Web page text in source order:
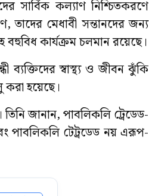
সার্বিক কল্যাণ নিশ্চিতকরণে
তাদের মেধাবী সন্তানদের জন্য
বহুবিধ কার্যক্রম চলমান রয়েছে।
ব্যক্তিদের স্বাস্থ্য ও জীবন ঝুঁকি
করা হয়েছে।
জানান, পাবলিকলি ট্রেডেড-
পাবলিকলি টেট্রডেড নয় এরূপ-